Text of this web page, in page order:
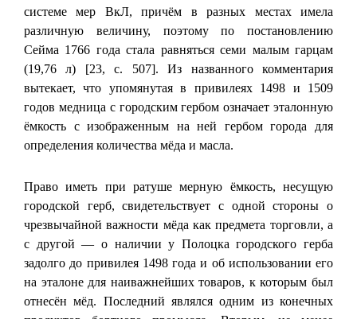
системе мер ВкЛ, причём в разных местах имела
различную величину, поэтому по постановлению
Сейма 1766 года стала равняться семи малым гарцам
(19,76 л) [23, с. 507]. Из названного комментария
вытекает, что упомянутая в привилеях 1498 и 1509
годов медница с городским гербом означает эталонную
ёмкость с изображенным на ней гербом города для
определения количества мёда и масла.
Право иметь при ратуше мерную ёмкость, несущую
городской герб, свидетельствует с одной стороны о
чрезвычайной важности мёда как предмета торговли, а
с другой — о наличии у Полоцка городского герба
задолго до привилея 1498 года и об использовании его
на эталоне для наиважнейших товаров, к которым был
отнесён мёд. Последний являлся одним из конечных